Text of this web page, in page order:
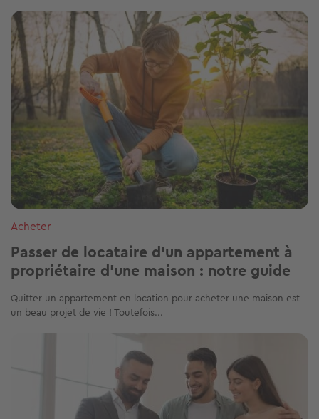
Image
Acheter
Passer de locataire d’un appartement à
propriétaire d’une maison : notre guide
Quitter un appartement en location pour acheter une maison est
un beau projet de vie ! Toutefois...